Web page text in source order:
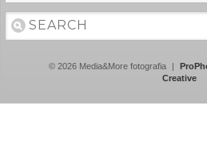
© 2026 Media&More fotografia |
Creative